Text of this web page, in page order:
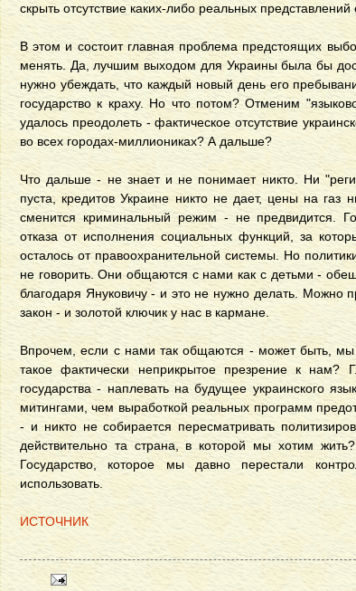
скрыть отсутствие каких-либо реальных
В этом и состоит главная проблема предстоящих
менять. Да, лучшим выходом для Украины была бы
нужно убеждать, что каждый новый день его
государство к краху. Но что потом? Отменим
удалось преодолеть - фактическое отсутствие
во всех городах-миллиониках? А дальше?
Что дальше - не знает и не понимает никто. Ни
пуста, кредитов Украине никто не дает, цены на газ
сменится криминальный режим - не предвидится.
отказа от исполнения социальных функций, за
осталось от правоохранительной системы. Но
не говорить. Они общаются с нами как с детьми -
благодаря Януковичу - и это не нужно делать. Можно
закон - и золотой ключик у нас в кармане.
Впрочем, если с нами так общаются - может быть,
такое фактически неприкрытое презрение к нам?
государства - наплевать на будущее украинского
митингами, чем выработкой реальных программ
- и никто не собирается пересматривать
действительно та страна, в которой мы хотим
Государство, которое мы давно перестали
использовать.
ИСТОЧНИК